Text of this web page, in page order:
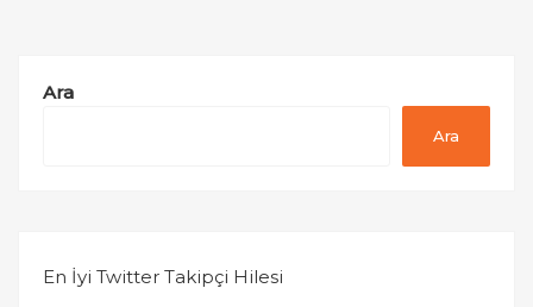
Ara
Ara
En İyi Twitter Takipçi Hilesi